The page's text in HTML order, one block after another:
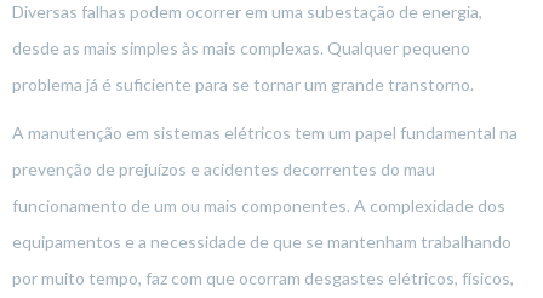
Diversas falhas podem ocorrer em uma subestação de energia,
desde as mais simples às mais complexas. Qualquer pequeno
problema já é suficiente para se tornar um grande transtorno.
A manutenção em sistemas elétricos tem um papel fundamental na
prevenção de prejuízos e acidentes decorrentes do mau
funcionamento de um ou mais componentes. A complexidade dos
equipamentos e a necessidade de que se mantenham trabalhando
por muito tempo, faz com que ocorram desgastes elétricos, físicos,